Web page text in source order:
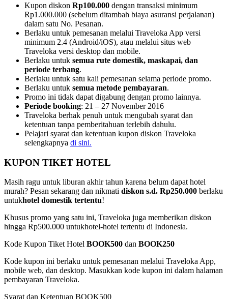
Kupon diskon Rp100.000 dengan transaksi minimum
Rp1.000.000 (sebelum ditambah biaya asuransi perjalanan)
dalam satu No. Pesanan.
Berlaku untuk pemesanan melalui Traveloka App versi
minimum 2.4 (Android/iOS), atau melalui situs web
Traveloka versi desktop dan mobile.
Berlaku untuk semua rute domestik, maskapai, dan
periode terbang.
Berlaku untuk satu kali pemesanan selama periode promo.
Berlaku untuk semua metode pembayaran.
Promo ini tidak dapat digabung dengan promo lainnya.
Periode booking: 21 – 27 November 2016
Traveloka berhak penuh untuk mengubah syarat dan
ketentuan tanpa pemberitahuan terlebih dahulu.
Pelajari syarat dan ketentuan kupon diskon Traveloka
selengkapnya di sini.
KUPON TIKET HOTEL
Masih ragu untuk liburan akhir tahun karena belum dapat hotel
murah? Pesan sekarang dan nikmati diskon s.d. Rp250.000 berlaku
untukhotel domestik tertentu!
Khusus promo yang satu ini, Traveloka juga memberikan diskon
hingga Rp500.000 untukhotel-hotel tertentu di Indonesia.
Kode Kupon Tiket Hotel BOOK500 dan BOOK250
Kode kupon ini berlaku untuk pemesanan melalui Traveloka App,
mobile web, dan desktop. Masukkan kode kupon ini dalam halaman
pembayaran Traveloka.
Syarat dan Ketentuan BOOK500